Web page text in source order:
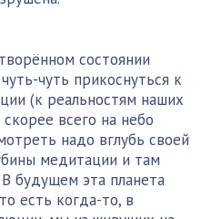
состоянии
чуть прикоснуться к
(к реальностям наших
скорее всего на небо
надо вглубь своей
медитации и там
будущем эта планета
есть когда-то, в